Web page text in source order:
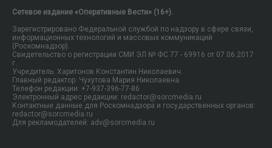
Сетевое издание «Оперативные Вести» (16+).
Зарегистрировано Федеральной службой по надзору в сфере связи,
информационных технологий и массовых коммуникаций
(Роскомнадзор).
Свидетельство о регистрации СМИ ЭЛ № ФС 77 - 69916 от 07.06.2017
г.
Учредитель: Харитонов Константин Николаевич.
Главный редактор: Чухутова Мария Николаевна.
Телефон редакции: +7-937-396-77-86
Электронный адрес редакции: redactor@sorcmedia.ru
Контактные данные для Роскомнадзора и государственных органов:
redactor@sorcmedia.ru
Для рекламодателей: adv@sorcmedia.ru